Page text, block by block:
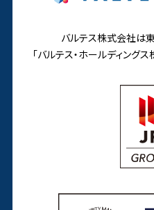
バルテス株式会社は
「バルテス・ホールディング